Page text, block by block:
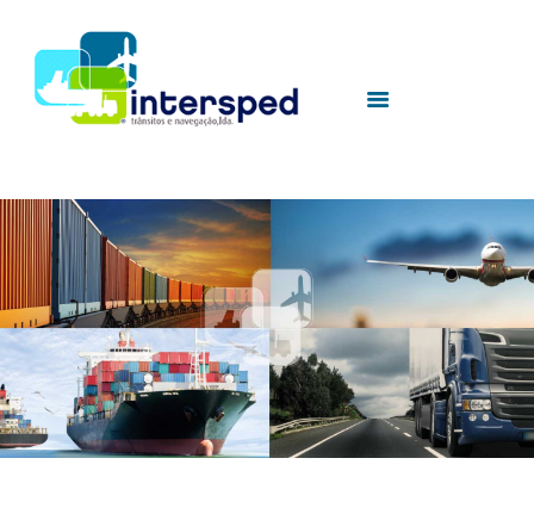
SOBRE NÓS
SERVIÇOS
UTILIDADES
CONTACTOS